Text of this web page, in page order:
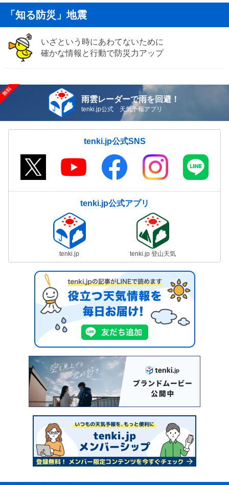
「知る防災」地震
いざという時にあわてないために
確かな情報と行動で防災力アップ
雨雲レーダーで雨を回避！
tenki.jp公式 天気予報アプリ
tenki.jp公式SNS
tenki.jp公式アプリ
tenki.jp tenki.jp 登山天気